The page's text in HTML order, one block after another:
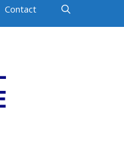
Contact